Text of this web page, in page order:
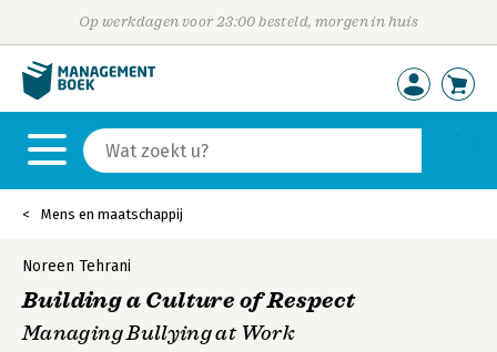
Op werkdagen voor 23:00 besteld, morgen in huis
Mens en maatschappij
Noreen Tehrani
Building a Culture of Respect
Managing Bullying at Work